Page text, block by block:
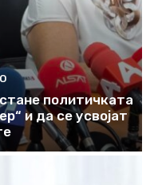
политичката
и да се усвојат